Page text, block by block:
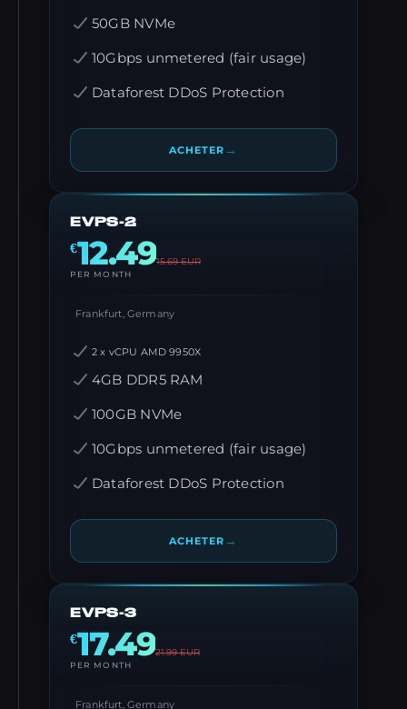
50GB NVMe
10Gbps unmetered (fair usage)
Dataforest DDoS Protection
ACHETER →
EVPS-2
€12.4915.69EUR
PER MONTH
Frankfurt, Germany
2 x vCPU AMD 9950X
4GB DDR5 RAM
100GB NVMe
10Gbps unmetered (fair usage)
Dataforest DDoS Protection
ACHETER →
EVPS-3
€17.4921.99EUR
PER MONTH
Frankfurt, Germany